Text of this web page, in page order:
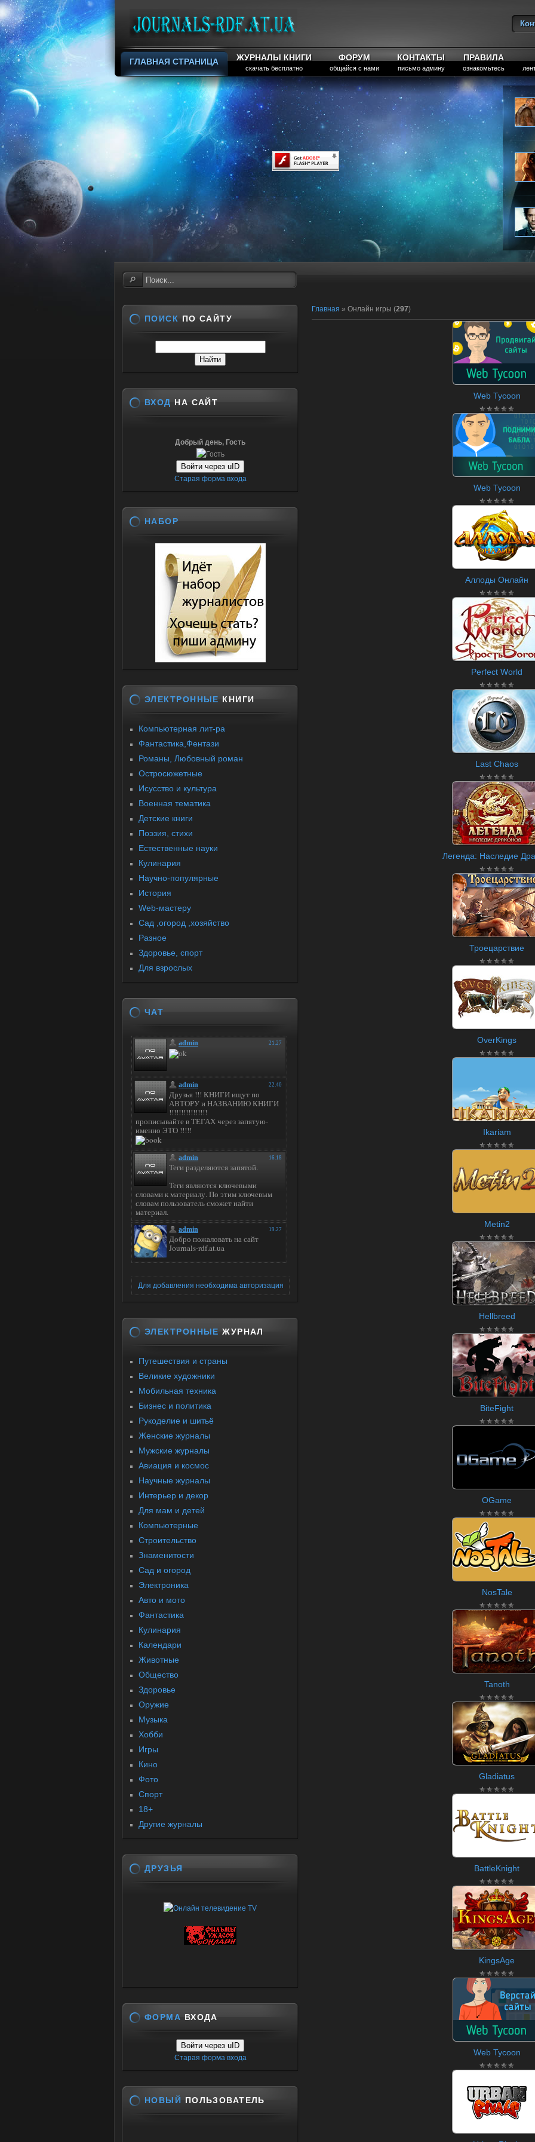
ГЛАВНАЯ СТРАНИЦА ЖУРНАЛЫ КНИГИ
скачать бесплатно
ФОРУМ
общайся с нами
КОНТАКТЫ
письмо админу
ПРАВИЛА
ознакомьтесь
Главная » Онлайн игры (297)
Web Tycoon
Web Tycoon
Аллоды Онлайн
Perfect World
Last Chaos
Легенда: Наследие
Троецарствие
OverKings
Ikariam
Metin2
Hellbreed
BiteFight
OGame
NosTale
Tanoth
Gladiatus
BattleKnight
KingsAge
Web Tycoon
ПОИСК ПО САЙТУ
ВХОД НА САЙТ
Добрый день, Гость
Войти через uID
Старая форма входа
НАБОР
ЭЛЕКТРОННЫЕ КНИГИ
Компьютерная лит-ра
Фантастика,Фентази
Романы, Любовный роман
Остросюжетные
Исусство и культура
Военная тематика
Детские книги
Поэзия, стихи
Естественные науки
Кулинария
Научно-популярные
История
Web-мастеру
Сад ,огород ,хозяйство
Разное
Здоровье, спорт
Для взрослых
ЧАТ
Для добавления необходима авторизация
ЭЛЕКТРОННЫЕ ЖУРНАЛ
Путешествия и страны
Великие художники
Мобильная техника
Бизнес и политика
Рукоделие и шитьё
Женские журналы
Мужские журналы
Авиация и космос
Научные журналы
Интерьер и декор
Для мам и детей
Компьютерные
Строительство
Знаменитости
Cад и огород
Электроника
Авто и мото
Фантастика
Кулинария
Календари
Животные
Общество
Здоровье
Оружие
Музыка
Хобби
Игры
Кино
Фото
Спорт
18+
Другие журналы
ДРУЗЬЯ
ФОРМА ВХОДА
Войти через uID
Старая форма входа
НОВЫЙ ПОЛЬЗОВАТЕЛЬ